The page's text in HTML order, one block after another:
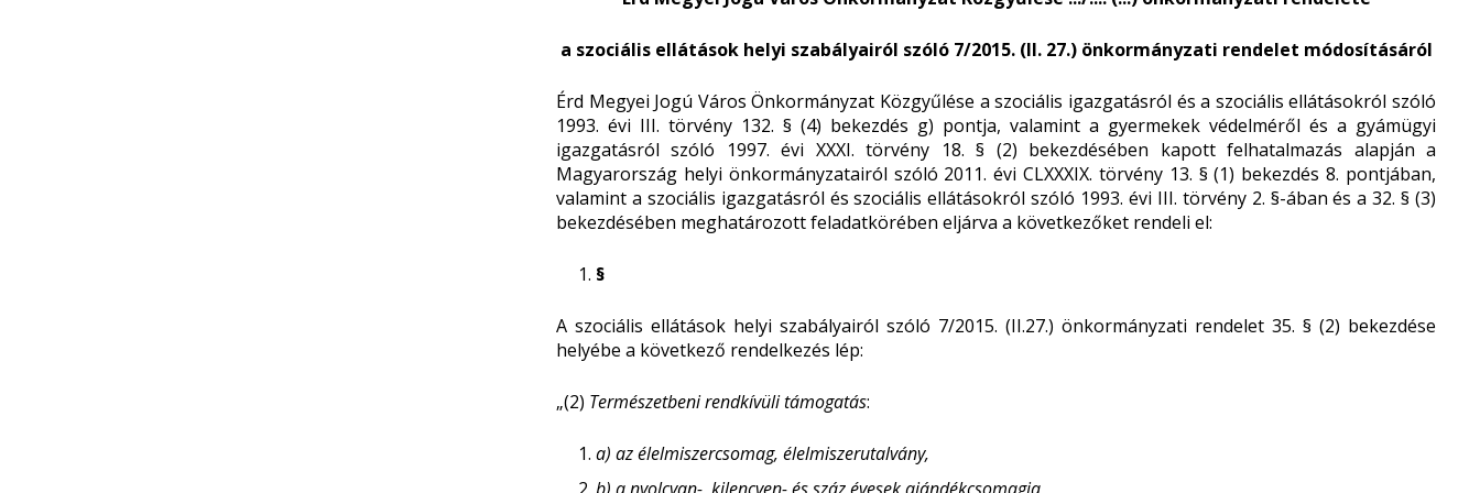
a szociális ellátások helyi szabályairól szóló 7/2015. (II. 27.) önkormányzati rendelet módosításáról
Érd Megyei Jogú Város Önkormányzat Közgyűlése a szociális igazgatásról és a szociális ellátásokról szóló
1993. évi III. törvény 132. § (4) bekezdés g) pontja, valamint a gyermekek védelméről és a gyámügyi
igazgatásról szóló 1997. évi XXXI. törvény 18. § (2) bekezdésében kapott felhatalmazás alapján a
Magyarország helyi önkormányzatairól szóló 2011. évi CLXXXIX. törvény 13. § (1) bekezdés 8. pontjában,
valamint a szociális igazgatásról és szociális ellátásokról szóló 1993. évi III. törvény 2. §-ában és a 32. § (3)
bekezdésében meghatározott feladatkörében eljárva a következőket rendeli el:
§
A szociális ellátások helyi szabályairól szóló 7/2015. (II.27.) önkormányzati rendelet 35. § (2) bekezdése
helyébe a következő rendelkezés lép:
„(2) Természetbeni rendkívüli támogatás:
a) az élelmiszercsomag, élelmiszerutalvány,